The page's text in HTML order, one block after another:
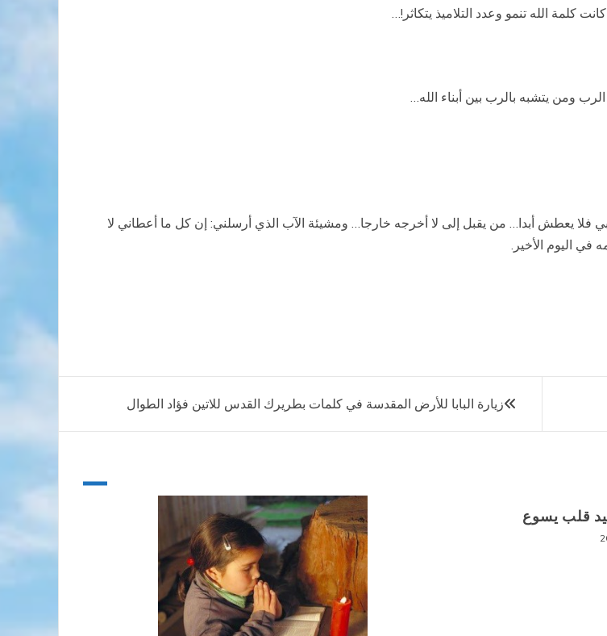
كلمة الله تنمو وعدد التلاميذ يتكاثر !
…
ومن يتشبه بالرب بين أبناء الله…
فلا يعطش أبدا… من يقبل إلى لا أخرجه خارجا… ومشيئة الآب الذي أرسلني: إن كل ما أعطاني لا
في اليوم الأخير .
زيارة البابا للأرض المقدسة في كلمات بطريرك القدس للاتين فؤاد الطوال
قلب يسوع